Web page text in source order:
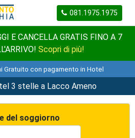
081.1975.1975
E CANCELLA GRATIS FINO A 7
Scopri di più!
Gratuito con pagamento in Hotel
3 stelle a Lacco Ameno
del soggiorno